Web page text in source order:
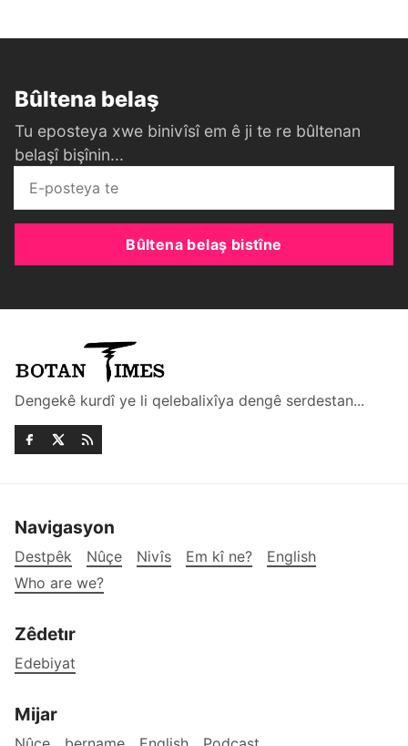
Bûltena belaş
Tu eposteya xwe binivîsî em ê ji te re bûltenan
belaşî bişînin...
Bûltena belaş bistîne
Dengekê kurdî ye li qelebalixîya dengê serdestan...
Navigasyon
Destpêk Nûçe Nivîs Em kî ne?
English
Who are we?
Zêdetır
Edebiyat
Mijar